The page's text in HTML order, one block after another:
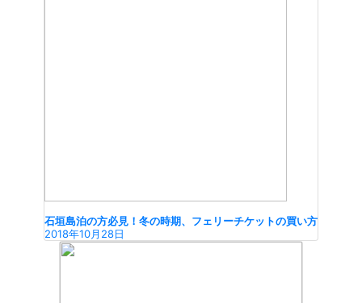
石垣島泊の方必見！冬の時期、フェリーチケットの買い方
2018年10月28日